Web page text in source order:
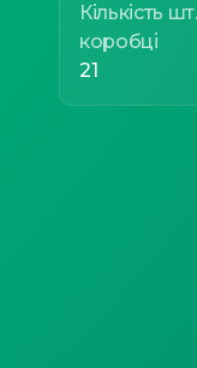
Кількість
коробці
21